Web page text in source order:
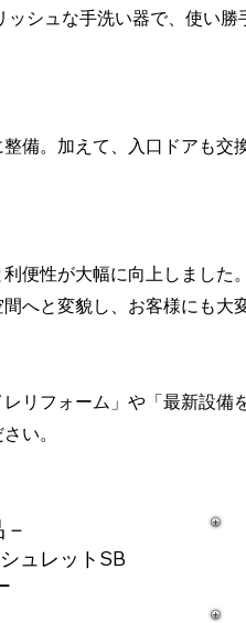
ッシュな手洗い器で、使い
備。加えて、入口ドアも交
便性が大幅に向上しました
へと変貌し、お客様にも大
リフォーム」や「最新設備
い。
シュレットSB